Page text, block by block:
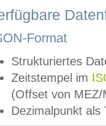
Format
Strukturiertes
Zeitstempel im
(Offset von MEZ/
Dezimalpunkt als